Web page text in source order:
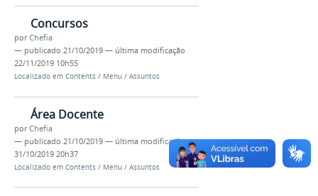
Concursos
porChefia
— publicado 21/10/2019 — última modificação
22/11/2019 10h55
Localizado em Contents / Menu / Assuntos
Área Docente
porChefia
— publicado 21/10/2019 — última modificação
31/10/2019 20h37
Localizado em Contents / Menu / Assuntos